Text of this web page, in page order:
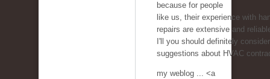
because for people
like us, their experience with
repairs are extensive and
I'll you should definitely
suggestions about HVAC
my weblog ... <a